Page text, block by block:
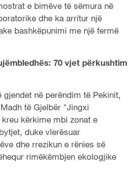
e bimëve të sëmura në
dhe ka arritur një
bashkëpunimi me një fermë
70 vjet përkushtim
gjendet në perëndim të Pekinit,
të Gjelbër "Jingxi
kërkime mbi zonat e
duke vlerësuar
dhe rrezikun e rënies së
rimëkëmbjen ekologjike